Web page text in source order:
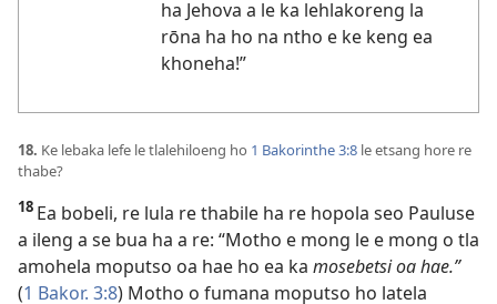
ha Jehova a le ka lehlakoreng la
rōna ha ho na ntho e ke keng ea
khoneha!”
18. Ke lebaka lefe le tlalehiloeng ho 1 Bakorinthe 3:8 le etsang hore re
thabe?
18 Ea bobeli, re lula re thabile ha re hopola seo Pauluse
a ileng a se bua ha a re: “Motho e mong le e mong o tla
amohela moputso oa hae ho ea ka mosebetsi oa hae.”
(1 Bakor. 3:8) Motho o fumana moputso ho latela